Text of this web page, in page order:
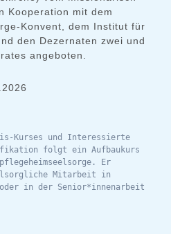
Kooperation mit dem
Konvent, dem Institut für
den Dezernaten zwei und
angeboten.
Kurses und Interessierte
folgt ein Aufbaukurs
Er
Mitarbeit in
in der Senior*innenarbeit